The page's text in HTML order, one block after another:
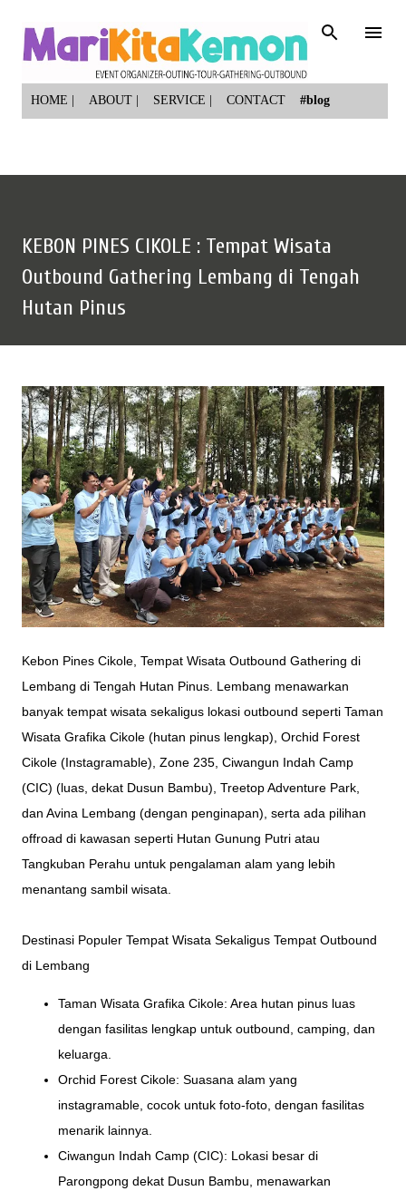
HOME | ABOUT | SERVICE | CONTACT #blog
KEBON PINES CIKOLE : Tempat Wisata
Outbound Gathering Lembang di Tengah
Hutan Pinus
Kebon Pines Cikole, Tempat Wisata Outbound Gathering di
Lembang di Tengah Hutan Pinus . Lembang menawarkan
banyak tempat wisata sekaligus lokasi outbound seperti Taman
Wisata Grafika Cikole (hutan pinus lengkap), Orchid Forest
Cikole (Instagramable), Zone 235, Ciwangun Indah Camp
(CIC) (luas, dekat Dusun Bambu), Treetop Adventure Park,
dan Avina Lembang (dengan penginapan), serta ada pilihan
offroad di kawasan seperti Hutan Gunung Putri atau
Tangkuban Perahu untuk pengalaman alam yang lebih
menantang sambil wisata.
Destinasi Populer Tempat Wisata Sekaligus Tempat Outbound
di Lembang
Taman Wisata Grafika Cikole: Area hutan pinus luas
dengan fasilitas lengkap untuk outbound, camping, dan
keluarga.
Orchid Forest Cikole: Suasana alam yang
instagramable, cocok untuk foto-foto, dengan fasilitas
menarik lainnya.
Ciwangun Indah Camp (CIC): Lokasi besar di
Parongpong dekat Dusun Bambu, menawarkan